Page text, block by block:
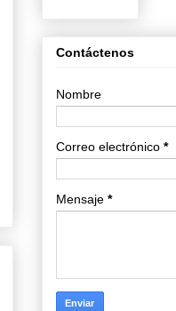
Contáctenos
Nombre
Correo electrónico *
Mensaje *